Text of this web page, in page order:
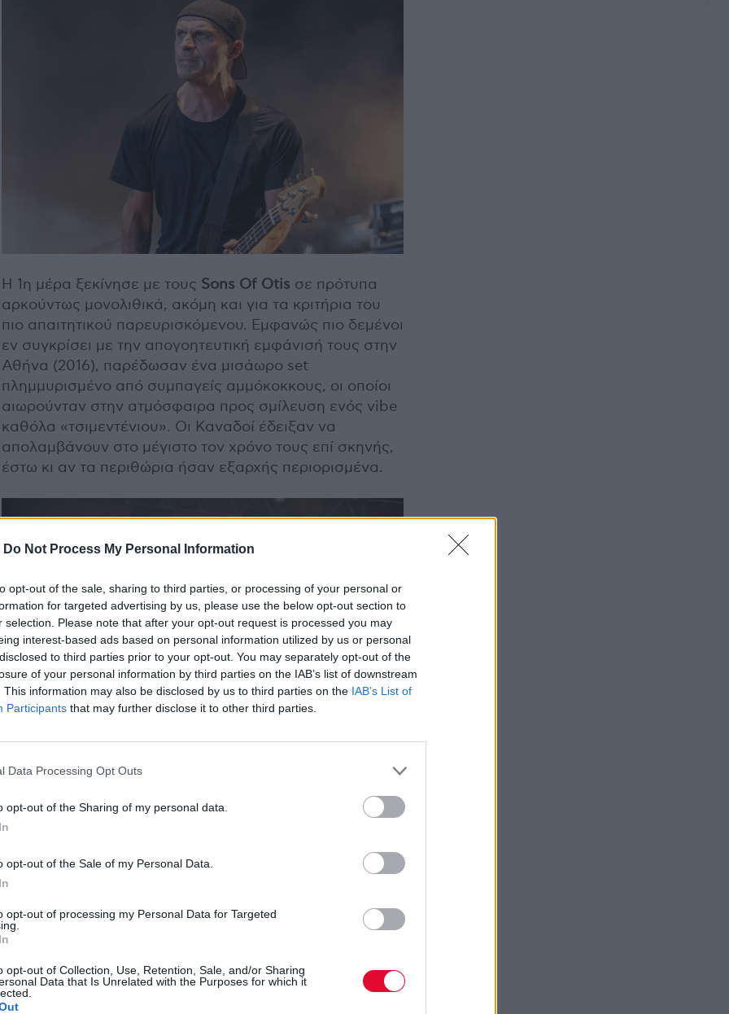
Do Not Process My Personal Information
opt-out of the sale, sharing to third parties, or processing of your personal or
for targeted advertising by us, please use the below opt-out section to
selection. Please note that after your opt-out request is processed you may
interest-based ads based on personal information utilized by us or personal
to third parties prior to your opt-out. You may separately opt-out of the
of your personal information by third parties on the IAB’s list of downstream
This information may also be disclosed by us to third parties on the IAB’s List of
Participants that may further disclose it to other third parties.
Data Processing Opt Outs
opt-out of the Sharing of my personal data.
opt-out of the Sale of my Personal Data.
opt-out of processing my Personal Data for Targeted
opt-out of Collection, Use, Retention, Sale, and/or Sharing
Data that Is Unrelated with the Purposes for which it
Η 1η μέρα ξεκίνησε με τους Sons Οf Otis σε πρότυπα
αρκούντως μονολιθικά, ακόμη και για τα κριτήρια του
πιο απαιτητικού παρευρισκόμενου. Εμφανώς πιο δεμένοι
εν συγκρίσει με την απογοητευτική εμφάνισή τους στην
Αθήνα (2016), παρέδωσαν ένα μισάωρο set
πλημμυρισμένο από συμπαγείς αμμόκοκκους, οι οποίοι
αιωρούνταν στην ατμόσφαιρα προς σμίλευση ενός vibe
καθόλα «τσιμεντένιου». Οι Καναδοί έδειξαν να
απολαμβάνουν στο μέγιστο τον χρόνο τους επί σκηνής,
έστω κι αν τα περιθώρια ήσαν εξαρχής περιορισμένα.
Darkenhöldτης
Les Acteurs de l' Ombre Productions –δισκογραφικής
τελευταίων χρόνων. Έπαιξαν καλυμμένοι με
Καρπάθιους μανδύες, η δε βλοσυρή τους συνύπαρξη
μελωδικό και ευθύβολο black metal φάσμα. Η σκηνική
παρουσία συνδύασε την αρχαϊκή επιβλητικότητα της
ενεργητική metal εμφάνιση, η οποία δεν άφησε κανέναν
παραπονεμένο.